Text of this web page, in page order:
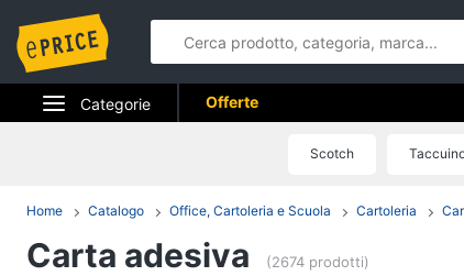
Categorie
Telefonia
Offerte
Scotch
Home Catalogo Office, Cartoleria e Scuola Cartoleria
Carta adesiva (2674 prodotti)